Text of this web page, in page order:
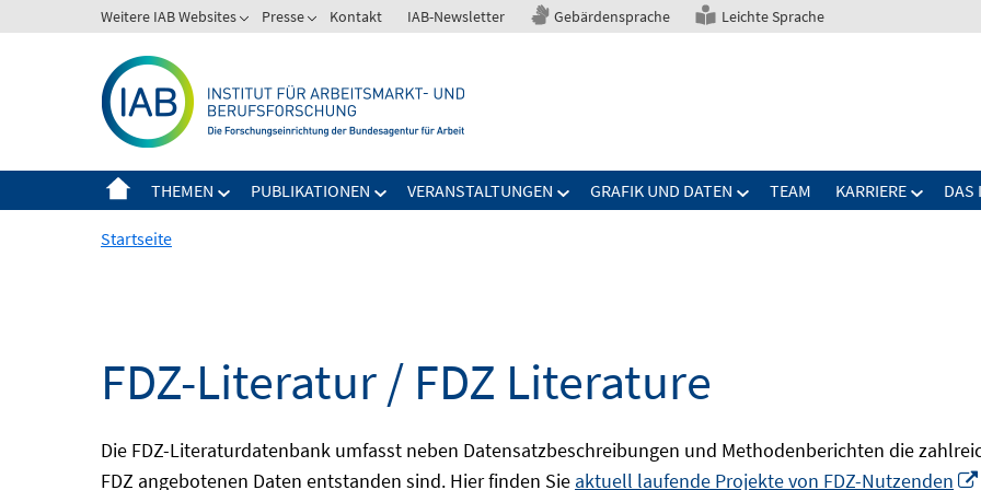
zum
Weitere IAB Websites Presse Kontakt IAB-Newsletter Gebärdensprache Leichte Sprache
THEMEN PUBLIKATIONEN VERANSTALTUNGEN GRAFIK UND DATEN TEAM KARRIERE DAS
Startseite
FDZ-Literatur / FDZ Literature
Die FDZ-Literaturdatenbank umfasst neben Datensatzbeschreibungen und Methodenberichten die
FDZ angebotenen Daten entstanden sind. Hier finden Sie aktuell laufende Projekte von FDZ-Nutzenden